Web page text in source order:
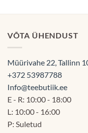
VÕTA ÜHENDUST
Müürivahe 22, Tallinn
+372 53987788
Info@teebutiik.ee
E - R: 10:00 - 18:00
L: 10:00 - 16:00
P: Suletud